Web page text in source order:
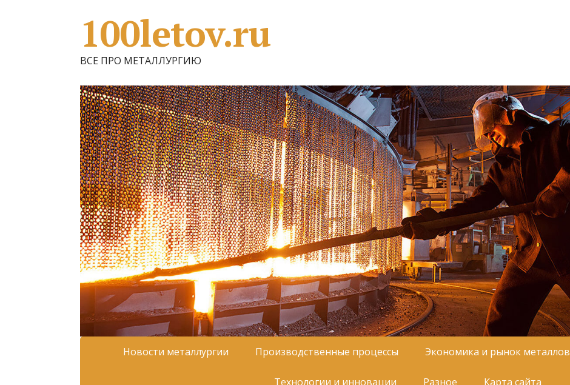
100letov.ru
ВСЕ ПРО МЕТАЛЛУРГИЮ
Новости металлургии Производственные процессы Экономика и рынок металлов
Технологии и инновации Разное Карта сайта